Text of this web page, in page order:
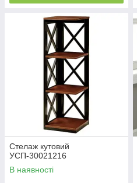
Стелаж кутовий
УСП-30021216
В наявності